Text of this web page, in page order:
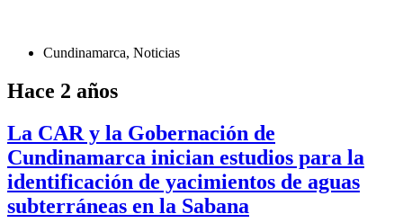
Cundinamarca, Noticias
Hace 2 años
La CAR y la Gobernación de
Cundinamarca inician estudios para la
identificación de yacimientos de aguas
subterráneas en la Sabana